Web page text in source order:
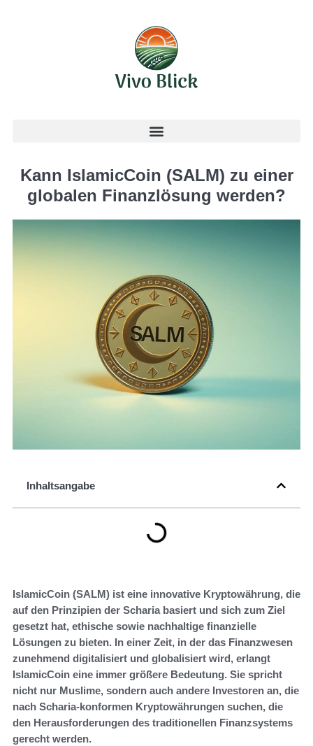
Kann IslamicCoin (SALM) zu einer
globalen Finanzlösung werden?
Inhaltsangabe
IslamicCoin (SALM) ist eine innovative Kryptowährung, die
auf den Prinzipien der Scharia basiert und sich zum Ziel
gesetzt hat, ethische sowie nachhaltige finanzielle
Lösungen zu bieten. In einer Zeit, in der das Finanzwesen
zunehmend digitalisiert und globalisiert wird, erlangt
IslamicCoin eine immer größere Bedeutung. Sie spricht
nicht nur Muslime, sondern auch andere Investoren an, die
nach Scharia-konformen Kryptowährungen suchen, die
den Herausforderungen des traditionellen Finanzsystems
gerecht werden.